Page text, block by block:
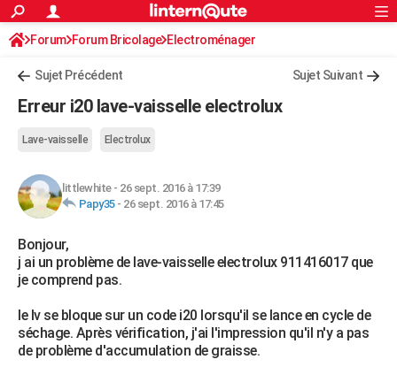
ACTUALITÉS
Politique
Société
Faits Divers
Education
Monde
Villes
+
Essais
Réserver un essai
Citadines
Berlines
SUV
Forum auto
+HIGH-TECH
BRICOLAGE
Forum
Aménagement intérieur
Extérieur
Cuisine
Salle de bains
Jardinage
Rangement
WEEK-END
LIFESTYLE
Art de vivre
Bien-être
Loisirs
Mode
Modes de vie
SANTE
S'inscrire
Connexion
Forum Forum Bricolage Electroménager
Sujet Précédent Sujet Suivant
Erreur i20 lave-vaisselle electrolux
Lave-vaisselle Electrolux
littlewhite- 26 sept. 2016 à 17:39
Papy35- 26 sept. 2016 à 17:45
Bonjour,
j ai un problème de lave-vaisselle electrolux 911416017 que
je comprend pas.
le lv se bloque sur un code i20 lorsqu'il se lance en cycle de
séchage. Après vérification, j'ai l'impression qu'il n'y a pas
de problème d'accumulation de graisse.